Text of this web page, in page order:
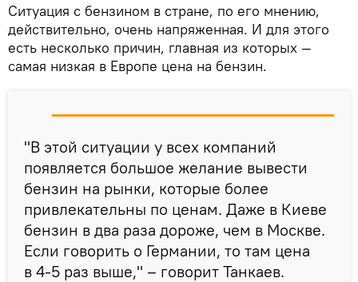
Ситуация с бензином в стране, по его мнению,
действительно, очень напряженная. И для этого
есть несколько причин, главная из которых —
самая низкая в Европе цена на бензин.
"В этой ситуации у всех компаний
появляется большое желание вывести
бензин на рынки, которые более
привлекательны по ценам. Даже в Киеве
бензин в два раза дороже, чем в Москве.
Если говорить о Германии, то там цена
в 4-5 раз выше," – говорит Танкаев.